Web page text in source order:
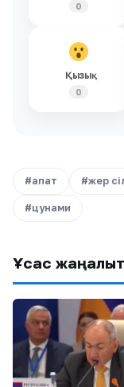
0
Қызық
0
#апат #жер
#цунами
Ұқсас